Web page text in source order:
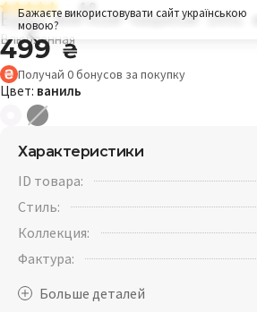
Бажаєте використовувати сайт українською
мовою?
4.9
Бра с мягкой чашкой 105L
Влюбленная
499₴
Получай 0бонусов за покупку
Цвет: ваниль
Характеристики
ID товара:
Стиль:
Коллекция:
Фактура: